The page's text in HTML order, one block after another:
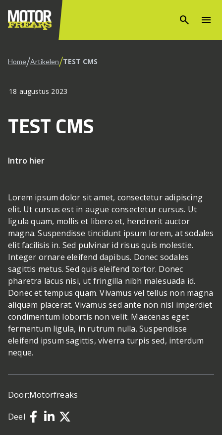
search menu
Home/Artikelen/TEST CMS
18 augustus 2023
TEST CMS
Intro hier
Lorem ipsum dolor sit amet, consectetur adipiscing
elit. Ut cursus est in augue consectetur cursus. Ut
ligula quam, mollis et libero et, hendrerit auctor
magna. Suspendisse tincidunt ipsum lorem, at sodales
elit facilisis in. Sed pulvinar id risus quis molestie.
Integer ornare eleifend dapibus. Donec sodales
sagittis metus. Sed quis eleifend tortor. Donec
pharetra lacus nisi, ut fringilla nibh malesuada id.
Donec et tempus quam. Vivamus vel tellus non magna
aliquam placerat. Vivamus sed ante non nisl imperdiet
condimentum lobortis non velit. Maecenas eget
fermentum ligula, in rutrum nulla. Suspendisse
eleifend ipsum sagittis, viverra turpis sed, interdum
neque.
Door:Motorfreaks
Deel